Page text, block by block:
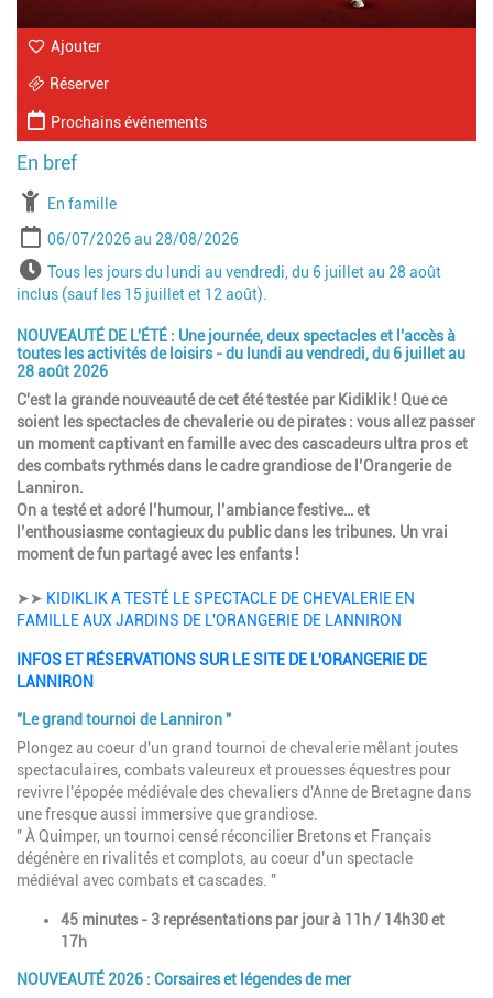
Ajouter
Réserver
Prochains événements
À partir de
En famille
Période
Date de début
06/07/2026 Date de fin
28/08/2026
HorairesTous les jours du lundi au vendredi, du 6 juillet au 28 août
inclus (sauf les 15 juillet et 12 août).
NOUVEAUTÉ DE L'ÉTÉ : Une journée, deux spectacles et l'accès à
toutes les activités de loisirs - du lundi au vendredi, du 6 juillet au
28 août 2026
C'est la grande nouveauté de cet été testée par Kidiklik ! Que ce
soient les spectacles de chevalerie ou de pirates : vous allez passer
un moment captivant en famille avec des cascadeurs ultra pros et
des combats rythmés dans le cadre grandiose de l’Orangerie de
Lanniron.
On a testé et adoré l’humour, l’ambiance festive… et
l’enthousiasme contagieux du public dans les tribunes. Un vrai
moment de fun partagé avec les enfants !
➤➤ KIDIKLIK A TESTÉ LE SPECTACLE DE CHEVALERIE EN
FAMILLE AUX JARDINS DE L'ORANGERIE DE LANNIRON
INFOS ET RÉSERVATIONS SUR LE SITE DE L'ORANGERIE DE
LANNIRON
"Le grand tournoi de Lanniron "
Plongez au coeur d'un grand tournoi de chevalerie mêlant joutes
spectaculaires, combats valeureux et prouesses équestres pour
revivre l'épopée médiévale des chevaliers d'Anne de Bretagne dans
une fresque aussi immersive que grandiose.
" À Quimper, un tournoi censé réconcilier Bretons et Français
dégénère en rivalités et complots, au coeur d’un spectacle
médiéval avec combats et cascades. "
45 minutes - 3 représentations par jour à 11h / 14h30 et
17h
NOUVEAUTÉ 2026 : Corsaires et légendes de mer